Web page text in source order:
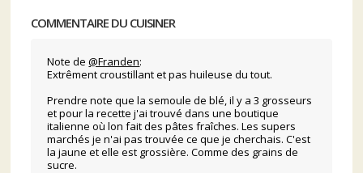
COMMENTAIRE DU CUISINER
Note de@Franden:
Extrêment croustillant et pas huileuse du tout.
Prendre note que la semoule de blé, il y a 3 grosseurs
et pour la recette j'ai trouvé dans une boutique
italienne où lon fait des pâtes fraîches. Les supers
marchés je n'ai pas trouvée ce que je cherchais. C'est
la jaune et elle est grossière. Comme des grains de
sucre.